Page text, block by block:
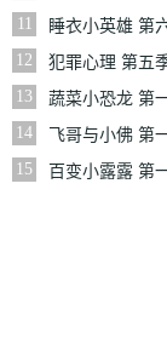
11
睡衣小英雄 第
12
犯罪心理 第五
13
蔬菜小恐龙 第
14
飞哥与小佛 第
15
百变小露露 第